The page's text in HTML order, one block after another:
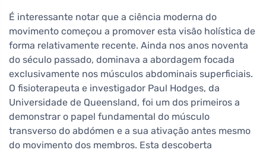
É interessante notar que a ciência moderna do
movimento começou a promover esta visão holística de
forma relativamente recente. Ainda nos anos noventa
do século passado, dominava a abordagem focada
exclusivamente nos músculos abdominais superficiais.
O fisioterapeuta e investigador Paul Hodges, da
Universidade de Queensland, foi um dos primeiros a
demonstrar o papel fundamental do músculo
transverso do abdómen e a sua ativação antes mesmo
do movimento dos membros. Esta descoberta